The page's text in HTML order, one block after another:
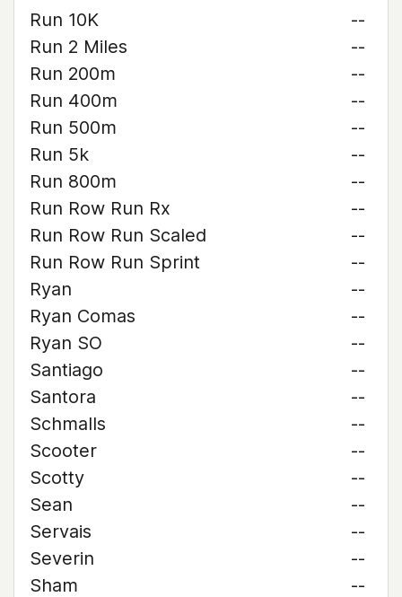
Run 10K
--
Run 2 Miles
--
Run 200m
--
Run 400m
--
Run 500m
--
Run 5k
--
Run 800m
--
Run Row Run Rx
--
Run Row Run Scaled
--
Run Row Run Sprint
--
Ryan
--
Ryan Comas
--
Ryan SO
--
Santiago
--
Santora
--
Schmalls
--
Scooter
--
Scotty
--
Sean
--
Servais
--
Severin
--
Sham
--